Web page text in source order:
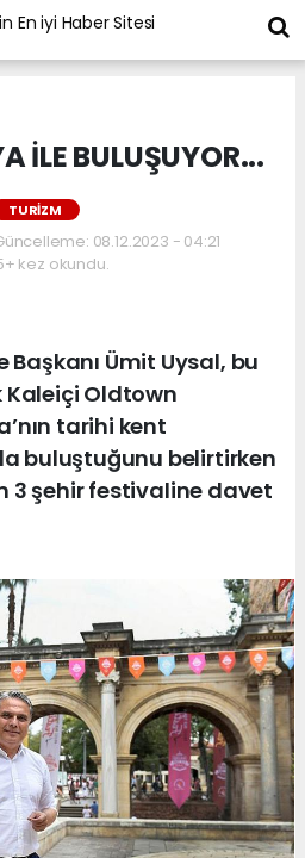
İLE BULUŞUYOR...
TURİZM
08.12.2023 - 04:21
kez okundu.
Ümit Uysal, bu
Kaleiçi Oldtown
tarihi kent
buluştuğunu belirtirken
3 şehir festivaline davet